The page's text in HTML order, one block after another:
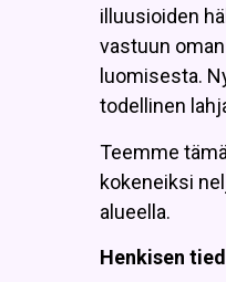
illuusioiden
vastuun
luomisesta.
todellinen
Teemme
kokeneiksi
alueella.
Henkisen